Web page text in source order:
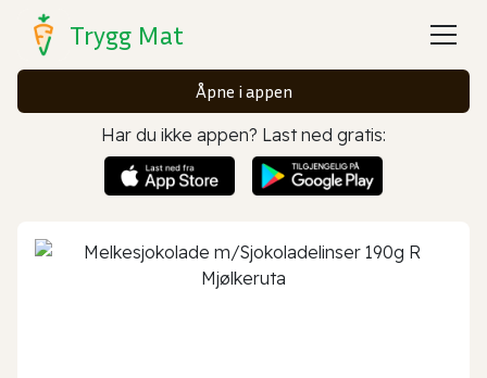
Trygg Mat
Åpne i appen
Har du ikke appen? Last ned gratis: